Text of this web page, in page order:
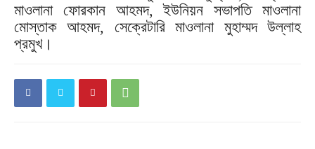
মাওলানা ফোরকান আহমদ, ইউনিয়ন সভাপতি মাওলানা
মোস্তাক আহমদ, সেক্রেটারি মাওলানা মুহাম্মদ উল্লাহ
প্রমুখ।